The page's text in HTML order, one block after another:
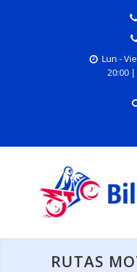
Lun -
20:00 |
RUTAS